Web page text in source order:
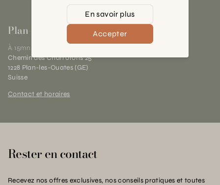
Plan-les-Ouates
À 15mn du centre de Genève
Chemin des Charrotons 25
1228 Plan-les-Ouates (GE)
Suisse
Contact et horaires
Rester en contact
Recevez nos offres exclusives, nos conseils pratiques et toutes
En savoir plus
Accepter